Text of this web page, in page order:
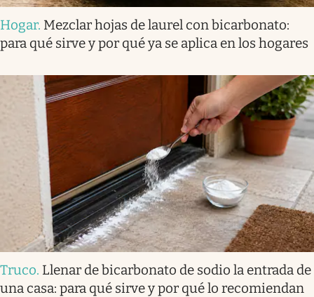
Hogar. Mezclar hojas de laurel con bicarbonato:
para qué sirve y por qué ya se aplica en los hogares
Truco. Llenar de bicarbonato de sodio la entrada de
una casa: para qué sirve y por qué lo recomiendan